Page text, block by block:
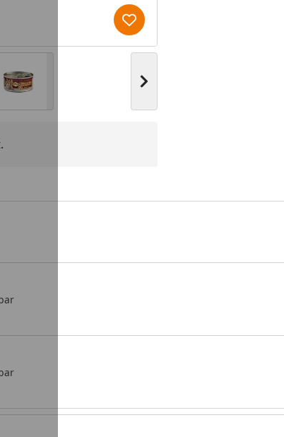
Nächstes Bild anzeigen
Produkt zur Wunschliste